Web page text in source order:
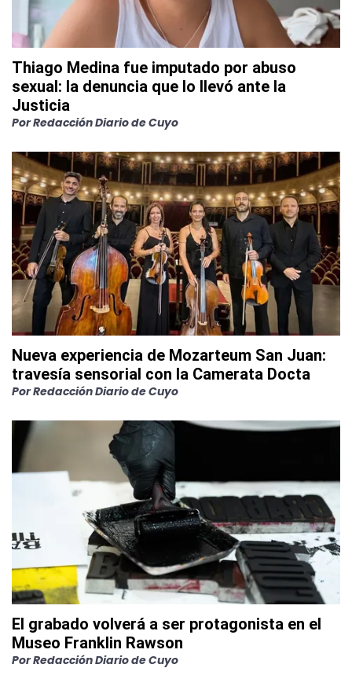
Thiago Medina fue imputado por abuso
sexual: la denuncia que lo llevó ante la
Justicia
PorRedacción Diario de Cuyo
Nueva experiencia de Mozarteum San Juan:
travesía sensorial con la Camerata Docta
PorRedacción Diario de Cuyo
El grabado volverá a ser protagonista en el
Museo Franklin Rawson
PorRedacción Diario de Cuyo